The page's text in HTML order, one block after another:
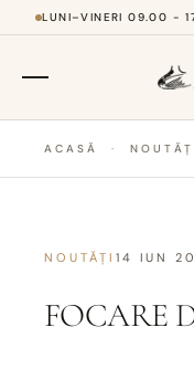
LUNI–VINERI 09.00 -
ACASĂ ·
NOUTĂȚI14 IUN
FOCARE